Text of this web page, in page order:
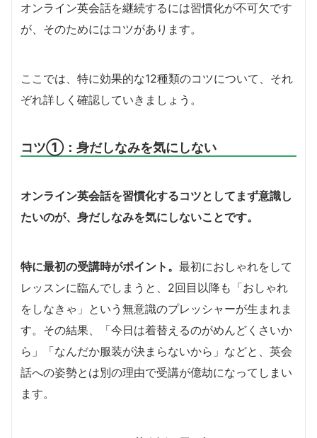
オンライン英会話を継続するには習慣化が不可欠です
が、そのためにはコツがあります。
ここでは、特に効果的な12種類のコツについて、それ
ぞれ詳しく確認していきましょう。
コツ①：身だしなみを気にしない
オンライン英会話を習慣化するコツとしてまず意識し
たいのが、身だしなみを気にしないことです。
特に最初の受講時がポイント。 最初におしゃれをして
レッスンに臨んでしまうと、2回目以降も「おしゃれ
をしなきゃ」という無意識のプレッシャーが生まれま
す。その結果、「今日は着替えるのがめんどくさいか
ら」「なんだか服装が決まらないから」などと、英会
話への姿勢とは別の理由で受講が億劫になってしまい
ます。